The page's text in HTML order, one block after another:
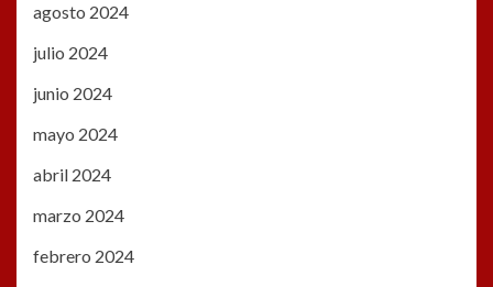
agosto 2024
julio 2024
junio 2024
mayo 2024
abril 2024
marzo 2024
febrero 2024